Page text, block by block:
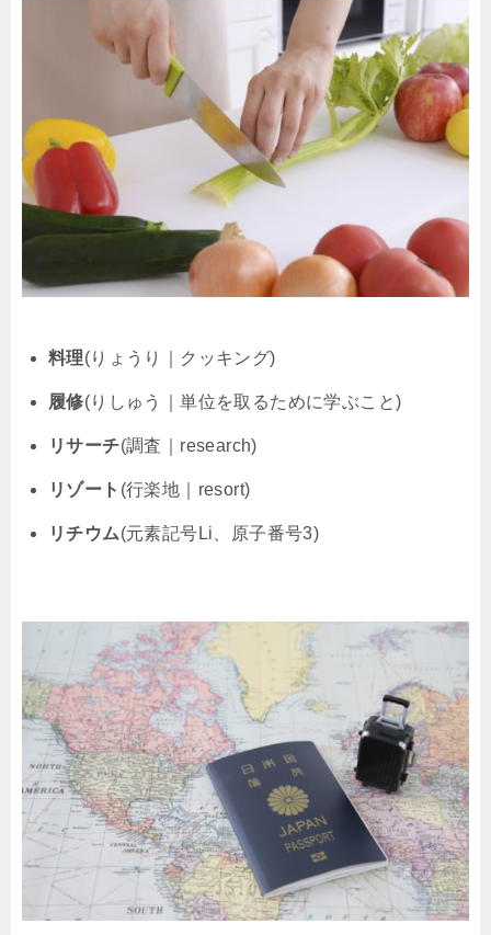
料理(りょうり｜クッキング)
履修(りしゅう｜単位を取るために学ぶこと)
リサーチ(調査｜research)
リゾート (行楽地｜resort)
リチウム(元素記号Li、原子番号3)